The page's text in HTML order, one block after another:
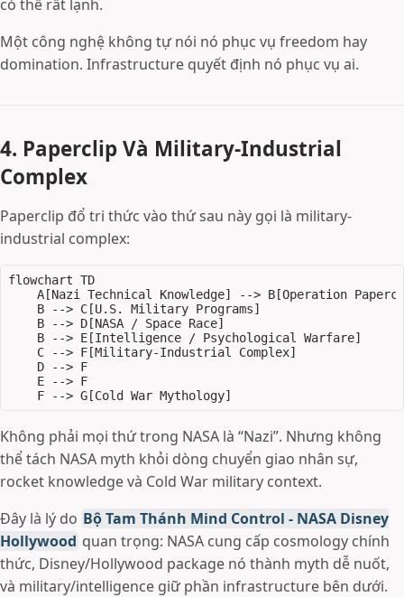
có thể rất lạnh.
Một công nghệ không tự nói nó phục vụ freedom hay
domination. Infrastructure quyết định nó phục vụ ai.
4. Paperclip Và Military-Industrial
Complex
Paperclip đổ tri thức vào thứ sau này gọi là military-
industrial complex:
flowchart TD
A[Nazi Technical Knowledge] --> B[Operation
    B --> C[U.S. Military Programs]
    B --> D[NASA / Space Race]
    B --> E[Intelligence / Psychological Warfare]
    C --> F[Military-Industrial Complex]
    D --> F
    E --> F
Không phải mọi thứ trong NASA là “Nazi”. Nhưng không
thể tách NASA myth khỏi dòng chuyển giao nhân sự,
rocket knowledge và Cold War military context.
Đây là lý do Bộ Tam Thánh Mind Control - NASA Disney
Hollywood quan trọng: NASA cung cấp cosmology chính
thức, Disney/Hollywood package nó thành myth dễ nuốt,
và military/intelligence giữ phần infrastructure bên dưới.